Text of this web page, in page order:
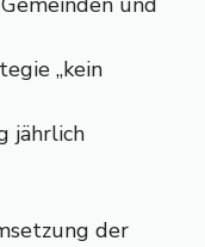
„kein
jährlich
der